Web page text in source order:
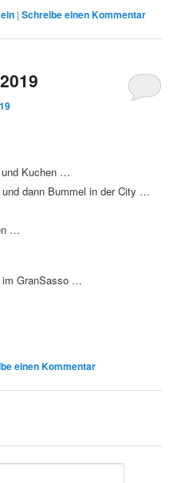
|Schreibe einen Kommentar
Kuchen …
dann Bummel in der City …
…
im GranSasso …
einen Kommentar